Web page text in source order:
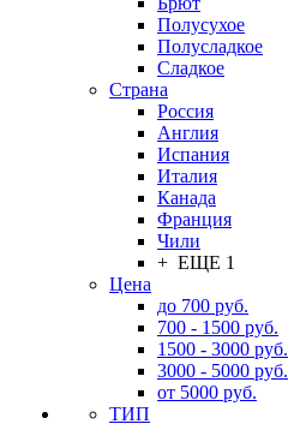
Полусухое
Полусладкое
Сладкое
Страна
Россия
Англия
Испания
Италия
Канада
Франция
Чили
+ ЕЩЕ 1
Цена
до 700 руб.
700 - 1500 руб.
1500 - 3000 руб.
3000 - 5000 руб.
от 5000 руб.
ТИП